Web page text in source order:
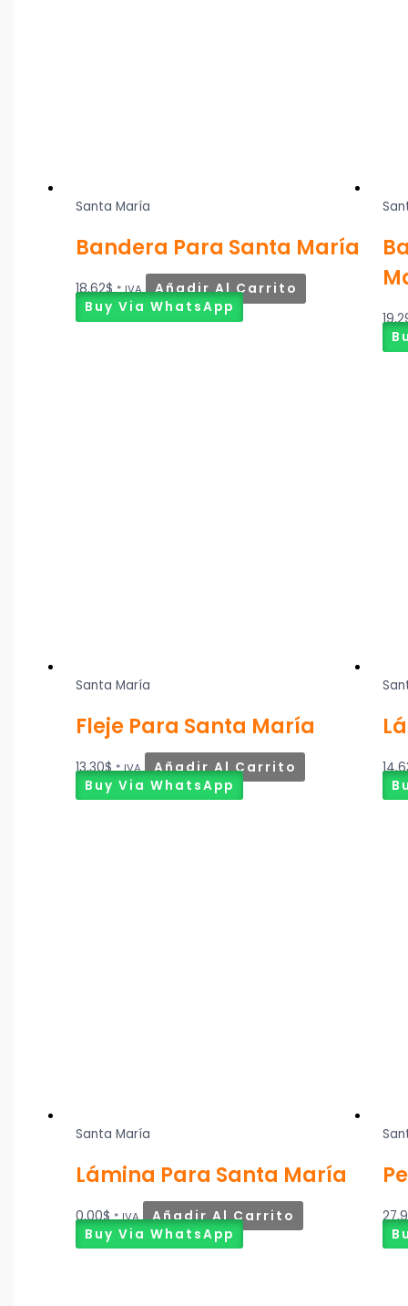
Santa María
Bandera Para Santa María
18,62$ * IVA
Añadir Al Carrito
Buy Via WhatsApp
Santa María
Fleje Para Santa María
13,30$ * IVA
Añadir Al Carrito
Buy Via WhatsApp
Santa María
Lámina Para Santa María
0,00$ * IVA
Añadir Al Carrito
Buy Via WhatsApp